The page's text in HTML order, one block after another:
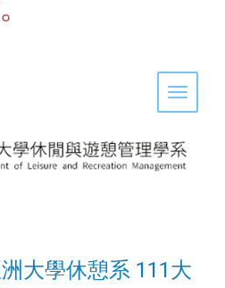
Toggle
洲大學休憩系 111大